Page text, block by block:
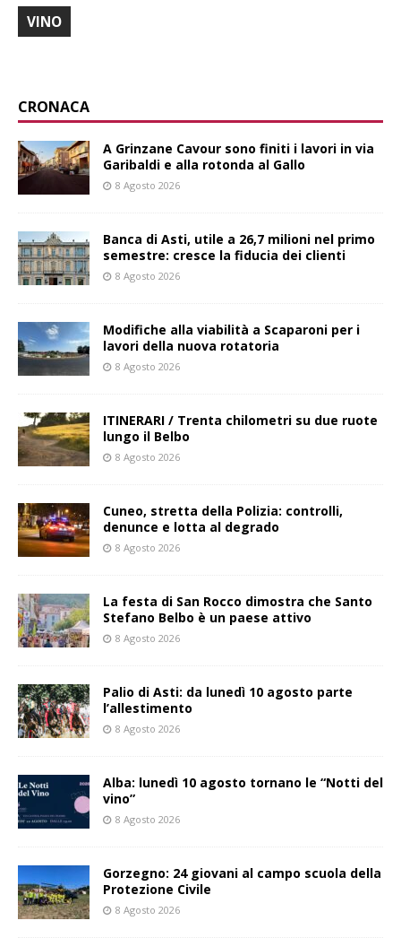
VINO
CRONACA
A Grinzane Cavour sono finiti i lavori in via
Garibaldi e alla rotonda al Gallo
8 Agosto 2026
Banca di Asti, utile a 26,7 milioni nel primo
semestre: cresce la fiducia dei clienti
8 Agosto 2026
Modifiche alla viabilità a Scaparoni per i
lavori della nuova rotatoria
8 Agosto 2026
ITINERARI / Trenta chilometri su due ruote
lungo il Belbo
8 Agosto 2026
Cuneo, stretta della Polizia: controlli,
denunce e lotta al degrado
8 Agosto 2026
La festa di San Rocco dimostra che Santo
Stefano Belbo è un paese attivo
8 Agosto 2026
Palio di Asti: da lunedì 10 agosto parte
l’allestimento
8 Agosto 2026
Alba: lunedì 10 agosto tornano le “Notti del
vino”
8 Agosto 2026
Gorzegno: 24 giovani al campo scuola della
Protezione Civile
8 Agosto 2026